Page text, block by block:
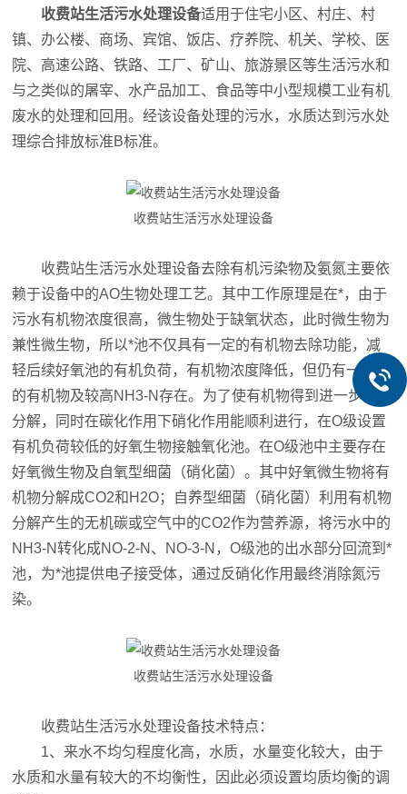
收费站生活污水处理设备适用于住宅小区、村庄、村
镇、办公楼、商场、宾馆、饭店、疗养院、机关、学校、医
院、高速公路、铁路、工厂、矿山、旅游景区等生活污水和
与之类似的屠宰、水产品加工、食品等中小型规模工业有机
废水的处理和回用。经该设备处理的污水，水质达到污水处
理综合排放标准B标准。
收费站生活污水处理设备
收费站生活污水处理设备去除有机污染物及氨氮主要依
赖于设备中的AO生物处理工艺。其中工作原理是在*，由于
污水有机物浓度很高，微生物处于缺氧状态，此时微生物为
兼性微生物，所以*池不仅具有一定的有机物去除功能，减
轻后续好氧池的有机负荷，有机物浓度降低，但仍有一定量
的有机物及较高NH3-N存在。为了使有机物得到进一步氧化
分解，同时在碳化作用下硝化作用能顺利进行，在O级设置
有机负荷较低的好氧生物接触氧化池。在O级池中主要存在
好氧微生物及自氧型细菌（硝化菌）。其中好氧微生物将有
机物分解成CO2和H2O；自养型细菌（硝化菌）利用有机物
分解产生的无机碳或空气中的CO2作为营养源，将污水中的
NH3-N转化成NO-2-N、NO-3-N，O级池的出水部分回流到*
池，为*池提供电子接受体，通过反硝化作用最终消除氮污
染。
收费站生活污水处理设备
收费站生活污水处理设备技术特点：
1、来水不均匀程度化高，水质，水量变化较大，由于
水质和水量有较大的不均衡性，因此必须设置均质均衡的调